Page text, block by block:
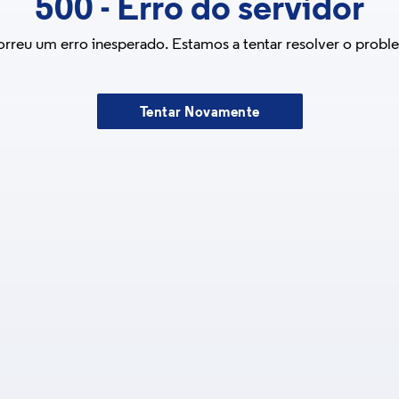
500 - Erro do servidor
um erro inesperado. Estamos a tentar resolver o
Tentar Novamente